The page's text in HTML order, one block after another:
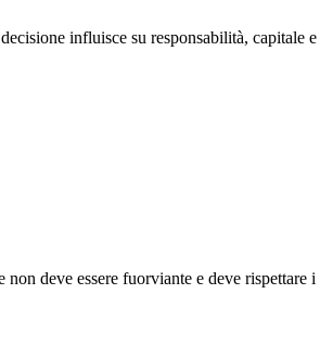
influisce su responsabilità,
deve essere fuorviante e deve